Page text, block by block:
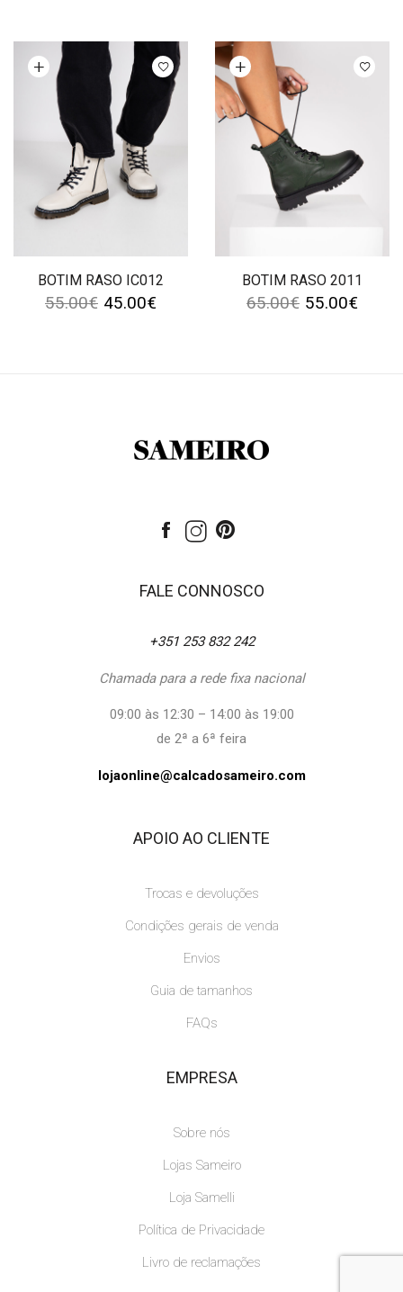
BOTIM RASO IC012
opções
55.00€ 45.00€
BOTIM RASO 2011
Ver opções
65.00€ 55.00€
FALE CONNOSCO
+351 253 832 242
Chamada para a rede fixa nacional
09:00 às 12:30 – 14:00 às 19:00
de 2ª a 6ª feira
lojaonline@calcadosameiro.com
APOIO AO CLIENTE
Trocas e devoluções
Condições gerais de venda
Envios
Guia de tamanhos
FAQs
EMPRESA
Sobre nós
Lojas Sameiro
Loja Samelli
Política de Privacidade
Livro de reclamações